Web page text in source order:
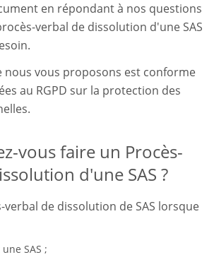
en répondant à nos questions
verbal de dissolution d'une SAS
nous vous proposons est conforme
au RGPD sur la protection des
vous faire un Procès-
d'une SAS ?
verbal de dissolution de SAS lorsque
SAS ;